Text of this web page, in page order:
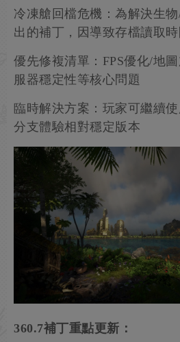
冷凍艙回檔危機：為解決生
出的補丁，因導致存檔讀取
優先修複清單：FPS優化/地
服器穩定性等核心問題
臨時解決方案：玩家可繼續使
分支體驗相對穩定版本
360.7補丁重點更新：